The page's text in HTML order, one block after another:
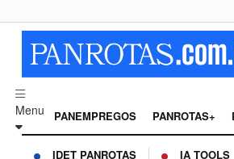
Menu PANEMPREGOS PANROTAS+
IDET PANROTAS IA TOOLS